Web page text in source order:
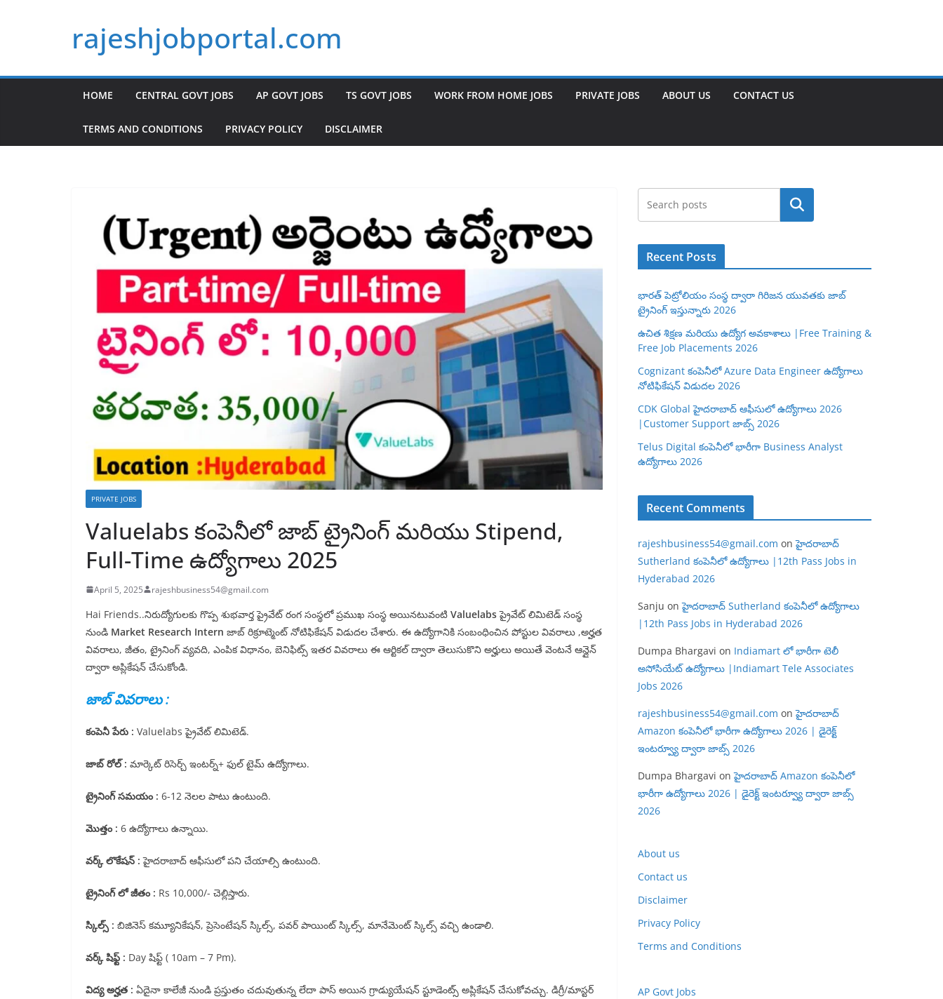
rajeshjobportal.com
HOME CENTRAL GOVT JOBS AP GOVT JOBS TS GOVT JOBS WORK FROM HOME JOBS PRIVATE JOBS ABOUT US CONTACT US
TERMS AND CONDITIONS PRIVACY POLICY DISCLAIMER
PRIVATE JOBS
Valuelabs కంపెనీలో జాబ్ ట్రైనింగ్ మరియు Stipend,
Full-Time ఉద్యోగాలు 2025
April 5, 2025 rajeshbusiness54@gmail.com
Hai Friends..నిరుద్యోగులకు గొప్ప శుభవార్త ప్రైవేట్ రంగ సంస్థలో ప్రముఖ సంస్థ అయినటువంటి Valuelabsప్రైవేట్ లిమిటెడ్ సంస్థ
నుండి Market Research Intern జాబ్ రిక్రూట్మెంట్ నోటిఫికేషన్ విడుదల చేశారు. ఈ ఉద్యోగానికి సంబంధించిన పోస్టుల వివరాలు ,అర్హత
వివరాలు, జీతం, ట్రైనింగ్ వ్యవది, ఎంపిక విధానం, బెనిఫిట్స్ ఇతర వివరాలు ఈ ఆర్టికల్ ద్వారా తెలుసుకొని అర్హులు అయితే వెంటనే ఆన్లైన్
ద్వారా అప్లికేషన్ చేసుకోండి.
జాబ్ వివరాలు :
కంపెనీ పేరు : Valuelabs ప్రైవేట్ లిమిటెడ్.
జాబ్ రోల్ : మార్కెట్ రిసెర్చ్ ఇంటర్న్+ ఫుల్ టైమ్ ఉద్యోగాలు.
ట్రైనింగ్ సమయం : 6-12 నెలల పాటు ఉంటుంది.
మొత్తం : 6 ఉద్యోగాలు ఉన్నాయి.
వర్క్ లొకేషన్ :హైదరాబాద్ ఆఫీసులో పని చేయాల్సి ఉంటుంది.
ట్రైనింగ్ లో జీతం : Rs 10,000/- చెల్లిస్తారు.
స్కిల్స్ : బిజినెస్ కమ్యూనికేషన్, ప్రెసెంటేషన్ స్కిల్స్, పవర్ పాయింట్ స్కిల్స్, మానేమెంట్ స్కిల్స్ వచ్చి ఉండాలి.
వర్క్ షిఫ్ట్ : Day షిఫ్ట్ ( 10am – 7 Pm).
విద్య అర్హత : ఏదైనా కాలేజీ నుండి ప్రస్తుతం చదువుతున్న లేదా పాస్ అయిన గ్రాడ్యుయేషన్ స్టూడెంట్స్ అప్లికేషన్ చేసుకోవచ్చు. డిగ్రీ/మాస్టర్
Search
Recent Posts
భారత్ పెట్రోలియం సంస్థ ద్వారా గిరిజన యువతకు జాబ్
ట్రైనింగ్ ఇస్తున్నారు 2026
ఉచిత శిక్షణ మరియు ఉద్యోగ అవకాశాలు |Free Training &
Free Job Placements 2026
Cognizant కంపెనీలో Azure Data Engineer ఉద్యోగాలు
నోటిఫికేషన్ విడుదల 2026
CDK Global హైదరాబాద్ ఆఫీసులో ఉద్యోగాలు 2026
|Customer Support జాబ్స్ 2026
Telus Digital కంపెనీలో భారీగా Business Analyst
ఉద్యోగాలు 2026
Recent Comments
rajeshbusiness54@gmail.com onహైదరాబాద్
Sutherland కంపెనీలో ఉద్యోగాలు |12th Pass Jobs in
Hyderabad 2026
Sanju onహైదరాబాద్ Sutherland కంపెనీలో ఉద్యోగాలు
|12th Pass Jobs in Hyderabad 2026
Dumpa Bhargavi on Indiamart లో భారీగా టెలీ
అసోసియేట్ ఉద్యోగాలు |Indiamart Tele Associates
Jobs 2026
rajeshbusiness54@gmail.com onహైదరాబాద్
Amazon కంపెనీలో భారీగా ఉద్యోగాలు 2026 | డైరెక్ట్
ఇంటర్వ్యూ ద్వారా జాబ్స్ 2026
Dumpa Bhargavi onహైదరాబాద్ Amazon కంపెనీలో
భారీగా ఉద్యోగాలు 2026 | డైరెక్ట్ ఇంటర్వ్యూ ద్వారా జాబ్స్
2026
About us
Contact us
Disclaimer
Privacy Policy
Terms and Conditions
AP Govt Jobs